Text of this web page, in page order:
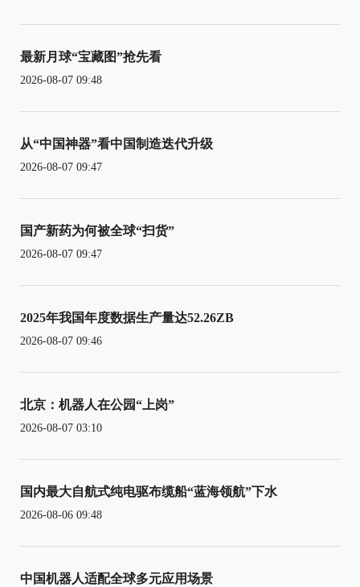
最新月球“宝藏图”抢先看
2026-08-07 09:48
从“中国神器”看中国制造迭代升级
2026-08-07 09:47
国产新药为何被全球“扫货”
2026-08-07 09:47
2025年我国年度数据生产量达52.26ZB
2026-08-07 09:46
北京：机器人在公园“上岗”
2026-08-07 03:10
国内最大自航式纯电驱布缆船“蓝海领航”下水
2026-08-06 09:48
中国机器人适配全球多元应用场景